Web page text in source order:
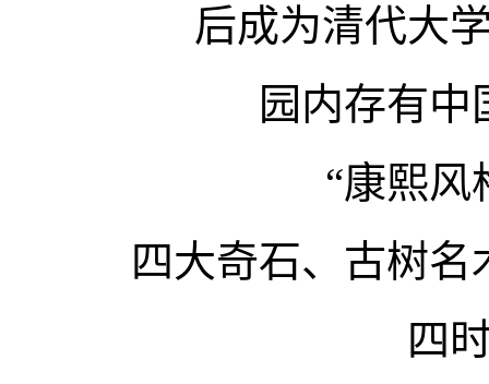
后成为清代大
园内存有中
“康熙风
四大奇石、古树
四